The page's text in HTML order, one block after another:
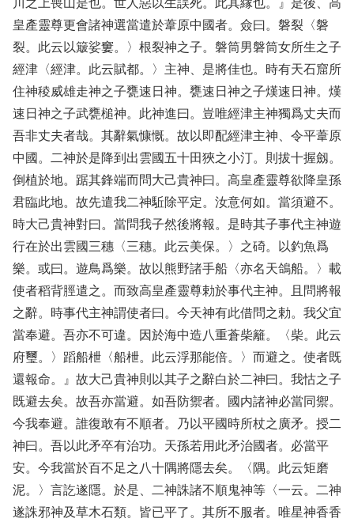
皇產靈尊更會諸神選當遣於葦原中國者。僉曰。磐裂〈磐
裂。此云以簸娑窶。〉根裂神之子。磐筒男磐筒女所生之子
經津〈經津。此云賦都。〉主神、是將佳也。時有天石窟所
住神稜威雄走神之子甕速日神。甕速日神之子熯速日神。熯
速日神之子武甕槌神。此神進曰。豈唯經津主神獨爲丈夫而
吾非丈夫者哉。其辭氣慷慨。故以即配經津主神、令平葦原
中國。二神於是降到出雲國五十田狹之小汀。則拔十握劔。
倒植於地。踞其鋒端而問大己貴神曰。高皇產靈尊欲降皇孫
君臨此地。故先遣我二神駈除平定。汝意何如。當須避不。
時大己貴神對曰。當問我子然後將報。是時其子事代主神遊
行在於出雲國三穗〈三穗。此云美保。〉之碕。以釣魚爲
樂。或曰。遊鳥爲樂。故以熊野諸手船〈亦名天鴿船。〉載
使者稻背脛遣之。而致高皇產靈尊勅於事代主神。且問將報
之辭。時事代主神謂使者曰。今天神有此借問之勅。我父宜
當奉避。吾亦不可違。因於海中造八重蒼柴籬。〈柴。此云
府璽。〉蹈船枻〈船枻。此云浮那能倍。〉而避之。使者既
還報命。』故大己貴神則以其子之辭白於二神曰。我怙之子
既避去矣。故吾亦當避。如吾防禦者。國内諸神必當同禦。
今我奉避。誰復敢有不順者。乃以平國時所杖之廣矛。授二
神曰。吾以此矛卒有治功。天孫若用此矛治國者。必當平
安。今我當於百不足之八十隅將隱去矣。〈隅。此云矩磨
泥。〉言訖遂隱。於是、二神誅諸不順鬼神等〈一云。二神
遂誅邪神及草木石類。皆已平了。其所不服者。唯星神香香